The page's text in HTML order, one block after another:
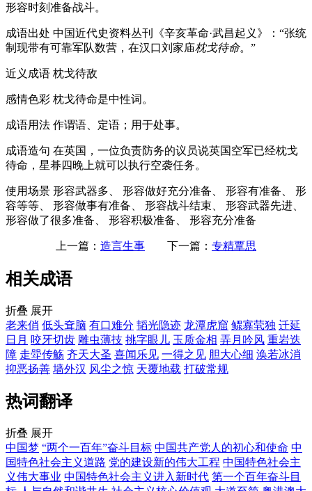
形容时刻准备战斗。
成语出处 中国近代史资料丛刊《辛亥革命·武昌起义》：“张统
制现带有可靠军队数营，在汉口刘家庙枕戈待命。”
近义成语 枕戈待敌
感情色彩 枕戈待命是中性词。
成语用法 作谓语、定语；用于处事。
成语造句 在英国，一位负责防务的议员说英国空军已经枕戈
待命，星朞四晚上就可以执行空袭任务。
使用场景 形容武器多、 形容做好充分准备、 形容有准备、 形
容等等、 形容做事有准备、 形容战斗结束、 形容武器先进、
形容做了很多准备、 形容积极准备、 形容充分准备
上一篇： 造言生事 下一篇： 专精覃思
相关成语
折叠 展开
老来俏 低头耷脑 有口难分 韬光隐迹 龙潭虎窟 鳏寡茕独 迁延
日月 咬牙切齿 雕虫薄技 挑字眼儿 玉质金相 弄月吟风 重岩迭
障 走斝传觞 齐天大圣 喜闻乐见 一得之见 胆大心细 涣若冰消
抑恶扬善 墙外汉 风尘之惊 天覆地载 打破常规
热词翻译
折叠 展开
中国梦 “两个一百年”奋斗目标 中国共产党人的初心和使命 中
国特色社会主义道路 党的建设新的伟大工程 中国特色社会主
义伟大事业 中国特色社会主义进入新时代 第一个百年奋斗目